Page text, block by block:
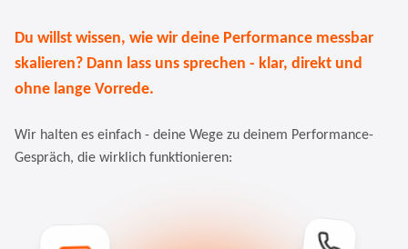
Du willst wissen, wie wir deine Performance messbar
skalieren? Dann lass uns sprechen - klar, direkt und
ohne lange Vorrede.
Wir halten es einfach - deine Wege zu deinem Performance-
Gespräch, die wirklich funktionieren: